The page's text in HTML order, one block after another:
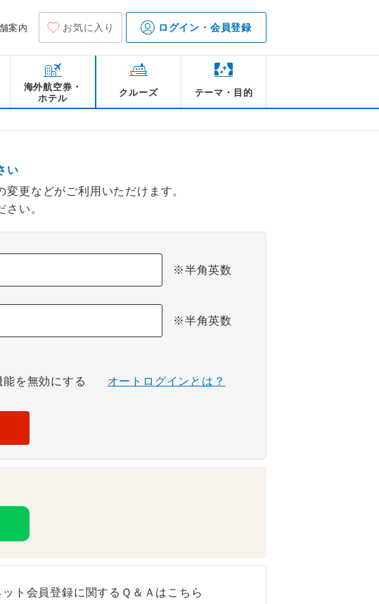
案内 お気に入り ログイン・会員登録
海外航空券・
ホテル
クルーズ テーマ・目的
い
更などがご利用いただけます。
い。
※半角英数
※半角英数
を無効にする オートログインとは？
ト会員登録に関するＱ＆Ａはこちら